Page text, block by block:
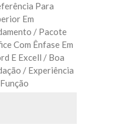
Para
Em
/ Pacote
Com Ênfase Em
E Excell / Boa
/ Experiência